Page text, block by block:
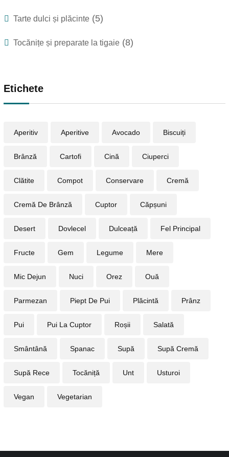
Tarte dulci și plăcinte (5)
Tocănițe și preparate la tigaie (8)
Etichete
Aperitiv Aperitive Avocado Biscuiți
Brânză Cartofi Cină Ciuperci
Clătite Compot Conservare Cremă
Cremă De Brânză Cuptor Căpșuni
Desert Dovlecel Dulceață Fel Principal
Fructe Gem Legume Mere
Mic Dejun Nuci Orez Ouă
Parmezan Piept De Pui Plăcintă Prânz
Pui Pui La Cuptor Roșii Salată
Smântână Spanac Supă Supă Cremă
Supă Rece Tocăniță Unt Usturoi
Vegan Vegetarian